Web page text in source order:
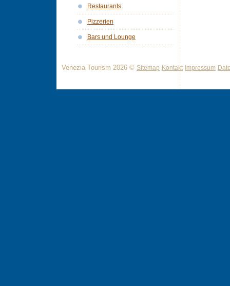
Restaurants
Pizzerien
Bars und Lounge
Venezia Tourism 2026 © Sitemap Kontakt Impressum